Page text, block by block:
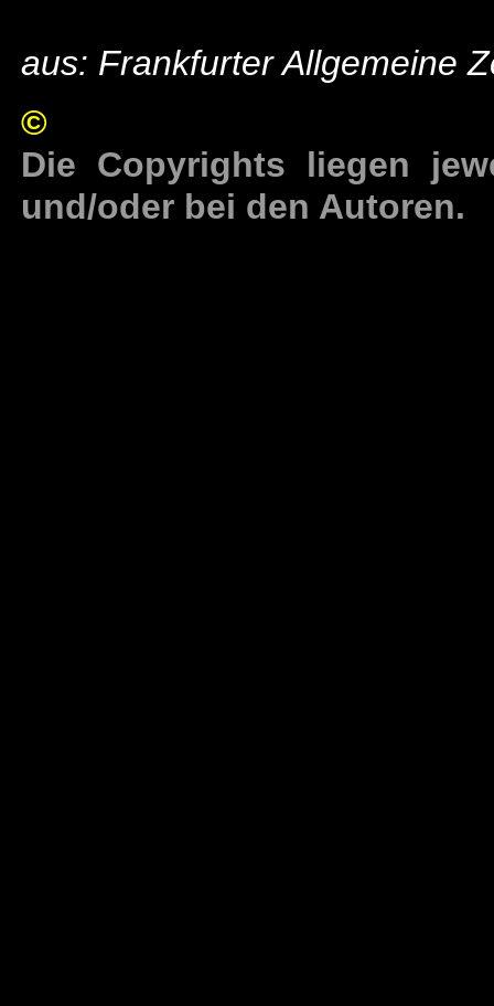
aus: Frankfurter Allgemeine
©
Die Copyrights liegen
und/oder bei den Autoren.